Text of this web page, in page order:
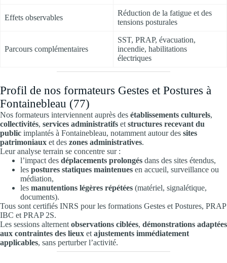
Effets observables
Réduction de la fatigue et des
tensions posturales
Parcours complémentaires
SST, PRAP, évacuation,
incendie, habilitations
électriques
Profil de nos formateurs Gestes et Postures à
Fontainebleau (77)
Nos formateurs interviennent auprès des établissements culturels,
collectivités, services administratifs et structures recevant du
public implantés à Fontainebleau, notamment autour des sites
patrimoniaux et des zones administratives.
Leur analyse terrain se concentre sur :
l’impact des déplacements prolongés dans des sites étendus,
les postures statiques maintenues en accueil, surveillance ou
médiation,
les manutentions légères répétées (matériel, signalétique,
documents).
Tous sont certifiés INRS pour les formations Gestes et Postures, PRAP
IBC et PRAP 2S.
Les sessions alternent observations ciblées, démonstrations adaptées
aux contraintes des lieux et ajustements immédiatement
applicables, sans perturber l’activité.